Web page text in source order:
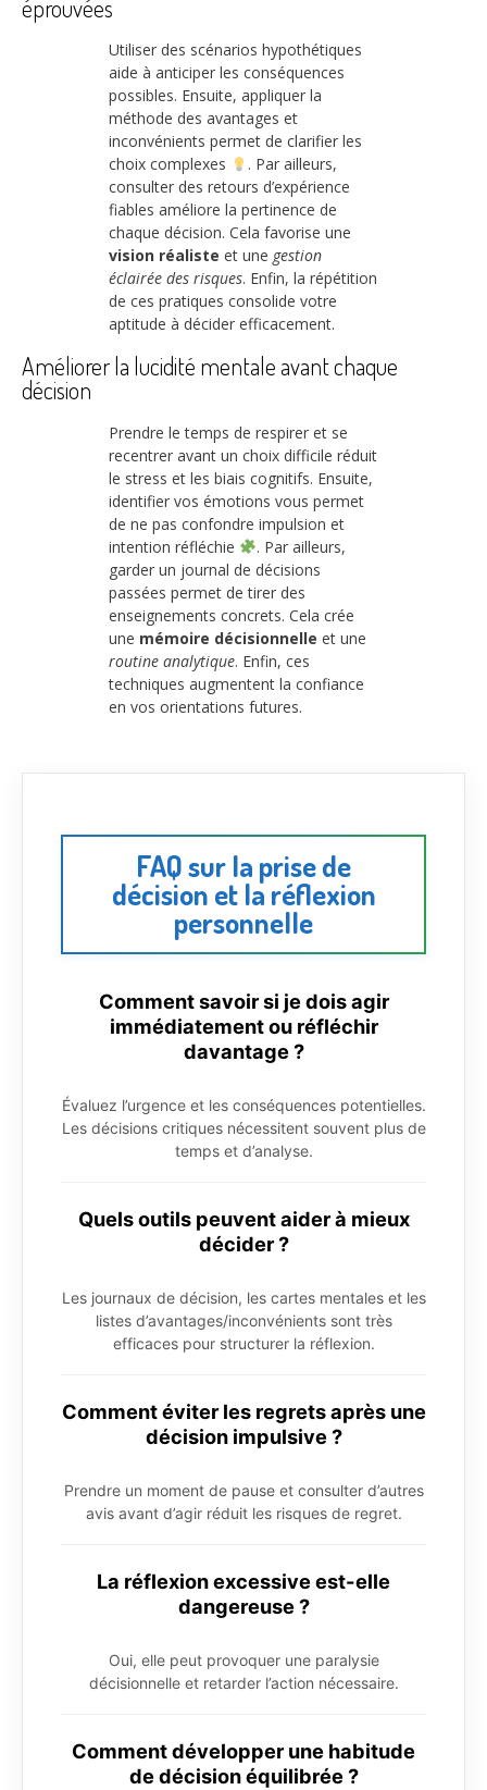
éprouvées
Utiliser des scénarios hypothétiques
aide à anticiper les conséquences
possibles. Ensuite, appliquer la
méthode des avantages et
inconvénients permet de clarifier les
choix complexes
. Par ailleurs,
consulter des retours d’expérience
fiables améliore la pertinence de
chaque décision. Cela favorise une
vision réaliste et une gestion
éclairée des risques. Enfin, la répétition
de ces pratiques consolide votre
aptitude à décider efficacement.
Améliorer la lucidité mentale avant chaque
décision
Prendre le temps de respirer et se
recentrer avant un choix difficile réduit
le stress et les biais cognitifs. Ensuite,
identifier vos émotions vous permet
de ne pas confondre impulsion et
intention réfléchie
. Par ailleurs,
garder un journal de décisions
passées permet de tirer des
enseignements concrets. Cela crée
une mémoire décisionnelle et une
routine analytique. Enfin, ces
techniques augmentent la confiance
en vos orientations futures.
FAQ sur la prise de
décision et la réflexion
personnelle
Comment savoir si je dois agir
immédiatement ou réfléchir
davantage ?
Évaluez l’urgence et les conséquences potentielles.
Les décisions critiques nécessitent souvent plus de
temps et d’analyse.
Quels outils peuvent aider à mieux
décider ?
Les journaux de décision, les cartes mentales et les
listes d’avantages/inconvénients sont très
efficaces pour structurer la réflexion.
Comment éviter les regrets après une
décision impulsive ?
Prendre un moment de pause et consulter d’autres
avis avant d’agir réduit les risques de regret.
La réflexion excessive est-elle
dangereuse ?
Oui, elle peut provoquer une paralysie
décisionnelle et retarder l’action nécessaire.
Comment développer une habitude
de décision équilibrée ?